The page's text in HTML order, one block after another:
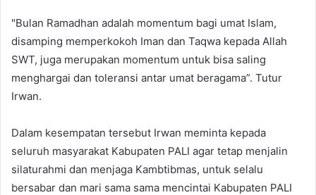
"Bulan Ramadhan adalah momentum bagi umat Islam,
disamping memperkokoh Iman dan Taqwa kepada Allah
SWT, juga merupakan momentum untuk bisa saling
menghargai dan toleransi antar umat beragama”. Tutur
Irwan.
Dalam kesempatan tersebut Irwan meminta kepada
seluruh masyarakat Kabupaten PALI agar tetap menjalin
silaturahmi dan menjaga Kambtibmas, untuk selalu
bersabar dan mari sama sama mencintai Kabupaten PALI